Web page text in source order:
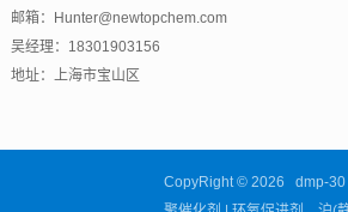
邮箱：Hunter@newtopchem.com
吴经理：18301903156
地址：上海市宝山区
CopyRight © 2026 dmp-30